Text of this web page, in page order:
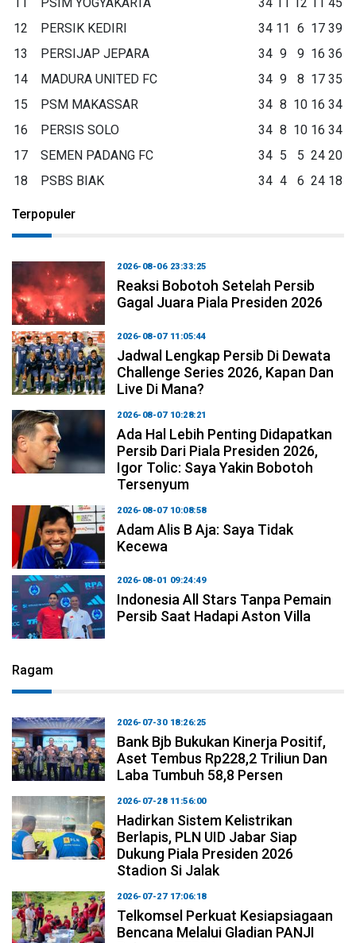
12
PERSIK KEDIRI 34 11 6 17 39
13
PERSIJAP JEPARA 34 9 9 16 36
14
MADURA UNITED FC 34 9 8 17 35
15
PSM MAKASSAR 34 8 10 16 34
16
PERSIS SOLO 34 8 10 16 34
17
SEMEN PADANG FC 34 5 5 24 20
18
PSBS BIAK 34 4 6 24 18
Terpopuler
2026-08-06 23:33:25
Reaksi Bobotoh Setelah Persib
Gagal Juara Piala Presiden 2026
2026-08-07 11:05:44
Jadwal Lengkap Persib Di Dewata
Challenge Series 2026, Kapan Dan
Live Di Mana?
2026-08-07 10:28:21
Ada Hal Lebih Penting Didapatkan
Persib Dari Piala Presiden 2026,
Igor Tolic: Saya Yakin Bobotoh
Tersenyum
2026-08-07 10:08:58
Adam Alis B Aja: Saya Tidak
Kecewa
2026-08-01 09:24:49
Indonesia All Stars Tanpa Pemain
Persib Saat Hadapi Aston Villa
Ragam
2026-07-30 18:26:25
Bank Bjb Bukukan Kinerja Positif,
Aset Tembus Rp228,2 Triliun Dan
Laba Tumbuh 58,8 Persen
2026-07-28 11:56:00
Hadirkan Sistem Kelistrikan
Berlapis, PLN UID Jabar Siap
Dukung Piala Presiden 2026
Stadion Si Jalak
2026-07-27 17:06:18
Telkomsel Perkuat Kesiapsiagaan
Bencana Melalui Gladian PANJI